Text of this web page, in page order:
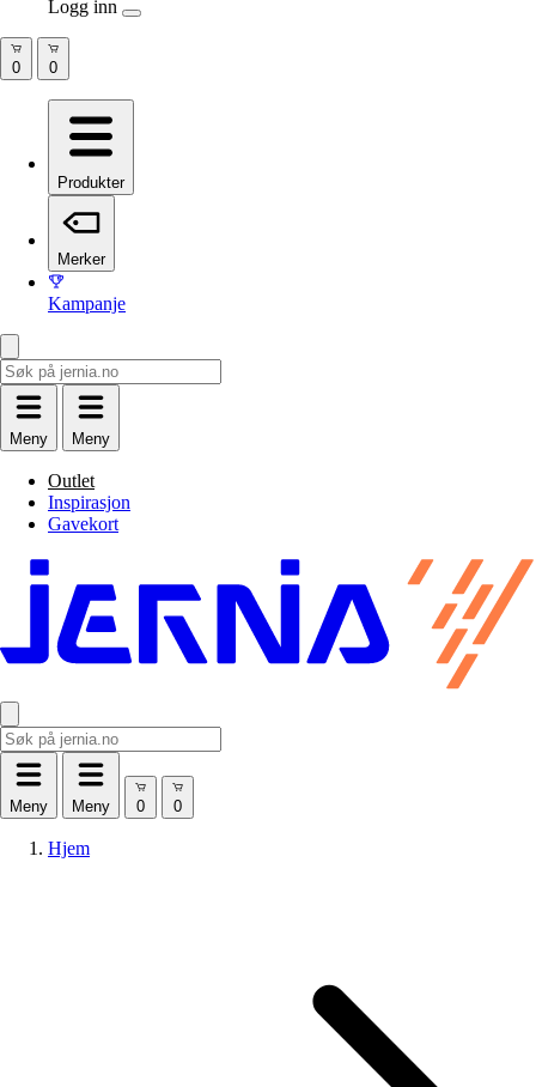
Produkter
Merker
Kampanje
Meny Meny
Outlet
Inspirasjon
Gavekort
Meny Meny
Hjem